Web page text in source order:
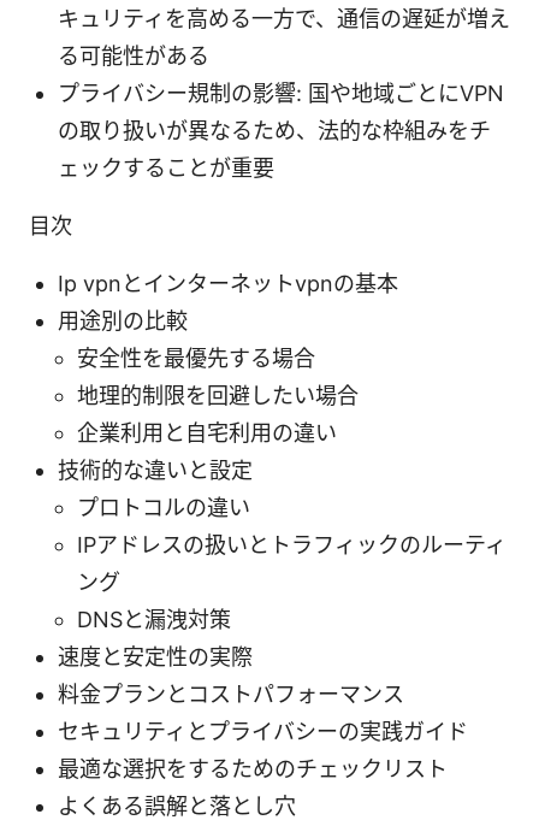
キュリティを高める一方で、通信の遅延が増え
る可能性がある
プライバシー規制の影響: 国や地域ごとにVPN
の取り扱いが異なるため、法的な枠組みをチ
ェックすることが重要
目次
Ip vpnとインターネットvpnの基本
用途別の比較
安全性を最優先する場合
地理的制限を回避したい場合
企業利用と自宅利用の違い
技術的な違いと設定
プロトコルの違い
IPアドレスの扱いとトラフィックのルーティ
ング
DNSと漏洩対策
速度と安定性の実際
料金プランとコストパフォーマンス
セキュリティとプライバシーの実践ガイド
最適な選択をするためのチェックリスト
よくある誤解と落とし穴